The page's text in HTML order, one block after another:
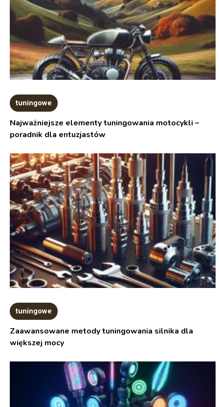
tuningowe
Najważniejsze elementy tuningowania motocykli –
poradnik dla entuzjastów
tuningowe
Zaawansowane metody tuningowania silnika dla
większej mocy